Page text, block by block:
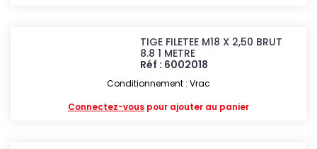
TIGE FILETEE M18 X 2,50 BRUT
8.8 1 METRE
Réf : 6002018
Conditionnement : Vrac
Connectez-vous pour ajouter au panier